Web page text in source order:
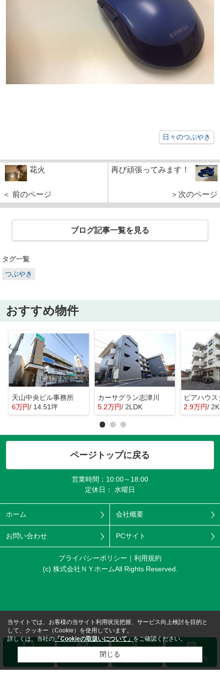
日々のつぶやき
花火
＜ 前のページ
再び頑張ってみます！
＞次のページ
ブログ記事一覧を見る
タグ一覧
つぶやき
おすすめ物件
天山中央ビル事務所
6万円/ 14.51坪
カーサグラン志津川
5.2万円/ 2LDK
ピアハウス
2.9万円/ 2K
ページトップに戻る
営業時間：10:00～18:00
定休日： 水曜日
ホーム 会社概要
お問い合わせ PCサイト
プライバシーポリシー
利用規約
(c) 株式会社ＮＹホームAll Rights Reserved.
来店予約
当サイトでは、お客様の当サイト利用状況把握、サービス向上検討を目的と
して、クッキー（Cookie）を使用しています。
詳しくは、当社の 「Cookieの取扱いについて」をご確認ください。
閉じる